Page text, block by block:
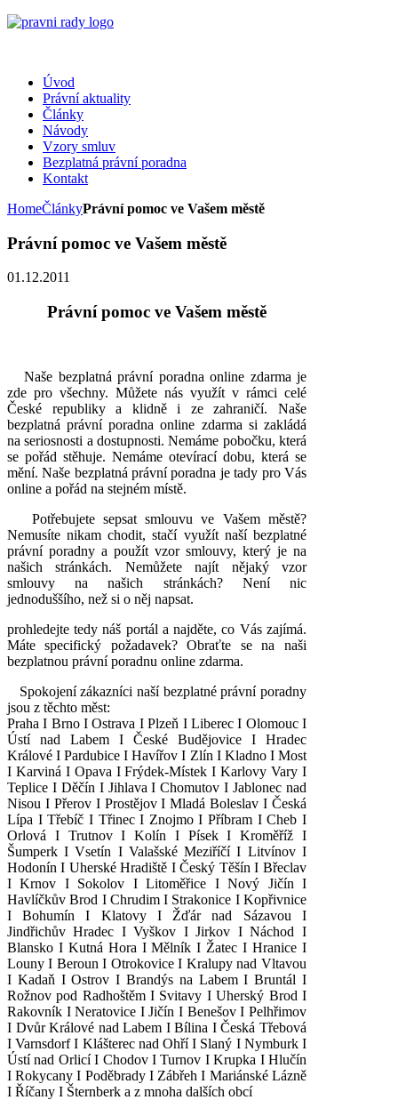
Úvod
Právní aktuality
Články
Návody
Vzory smluv
Bezplatná právní poradna
Kontakt
HomeČlánkyPrávní pomoc ve Vašem městě
Právní pomoc ve Vašem městě
01.12.2011
Právní pomoc ve Vašem městě
Naše bezplatná právní poradna online zdarma je
zde pro všechny. Můžete nás využít v rámci celé
České republiky a klidně i ze zahraničí. Naše
bezplatná právní poradna online zdarma si zakládá
na seriosnosti a dostupnosti. Nemáme pobočku, která
se pořád stěhuje. Nemáme otevírací dobu, která se
mění. Naše bezplatná právní poradna je tady pro Vás
online a pořád na stejném místě.
Potřebujete sepsat smlouvu ve Vašem městě?
Nemusíte nikam chodit, stačí využít naší bezplatné
právní poradny a použít vzor smlouvy, který je na
našich stránkách. Nemůžete najít nějaký vzor
smlouvy na našich stránkách? Není nic
jednoduššího, než si o něj napsat.
prohledejte tedy náš portál a najděte, co Vás zajímá.
Máte specifický požadavek? Obraťte se na naši
bezplatnou právní poradnu online zdarma.
Spokojení zákazníci naší bezplatné právní poradny
jsou z těchto měst:
Praha I Brno I Ostrava I Plzeň I Liberec I Olomouc I
Ústí nad Labem I České Budějovice I Hradec
Králové I Pardubice I Havířov I Zlín I Kladno I Most
I Karviná I Opava I Frýdek-Místek I Karlovy Vary I
Teplice I Děčín I Jihlava I Chomutov I Jablonec nad
Nisou I Přerov I Prostějov I Mladá Boleslav I Česká
Lípa I Třebíč I Třinec I Znojmo I Příbram I Cheb I
Orlová I Trutnov I Kolín I Písek I Kroměříž I
Šumperk I Vsetín I Valašské Meziříčí I Litvínov I
Hodonín I Uherské Hradiště I Český Těšín I Břeclav
I Krnov I Sokolov I Litoměřice I Nový Jičín I
Havlíčkův Brod I Chrudim I Strakonice I Kopřivnice
I Bohumín I Klatovy I Žďár nad Sázavou I
Jindřichův Hradec I Vyškov I Jirkov I Náchod I
Blansko I Kutná Hora I Mělník I Žatec I Hranice I
Louny I Beroun I Otrokovice I Kralupy nad Vltavou
I Kadaň I Ostrov I Brandýs na Labem I Bruntál I
Rožnov pod Radhoštěm I Svitavy I Uherský Brod I
Rakovník I Neratovice I Jičín I Benešov I Pelhřimov
I Dvůr Králové nad Labem I Bílina I Česká Třebová
I Varnsdorf I Klášterec nad Ohří I Slaný I Nymburk I
Ústí nad Orlicí I Chodov I Turnov I Krupka I Hlučín
I Rokycany I Poděbrady I Zábřeh I Mariánské Lázně
I Říčany I Šternberk a z mnoha dalších obcí